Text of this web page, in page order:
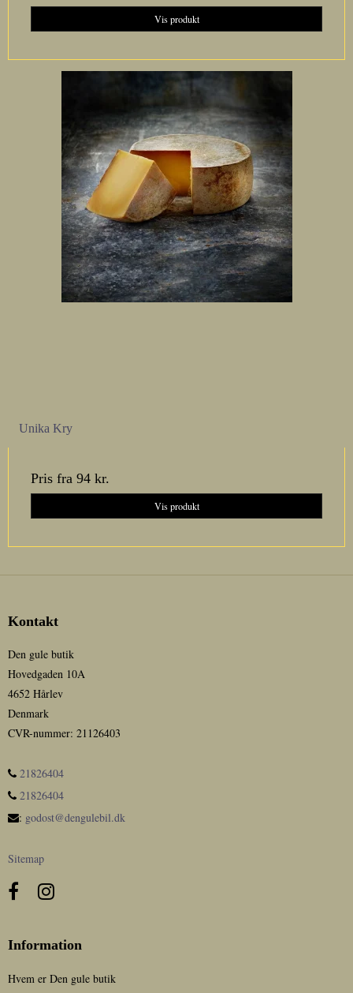
Vis produkt
Unika Kry
Pris fra 94 kr.
Vis produkt
Kontakt
Den gule butik
Hovedgaden 10A
4652 Hårlev
Denmark
CVR-nummer: 21126403
21826404
21826404
: godost@dengulebil.dk
Sitemap
Information
Hvem er Den gule butik